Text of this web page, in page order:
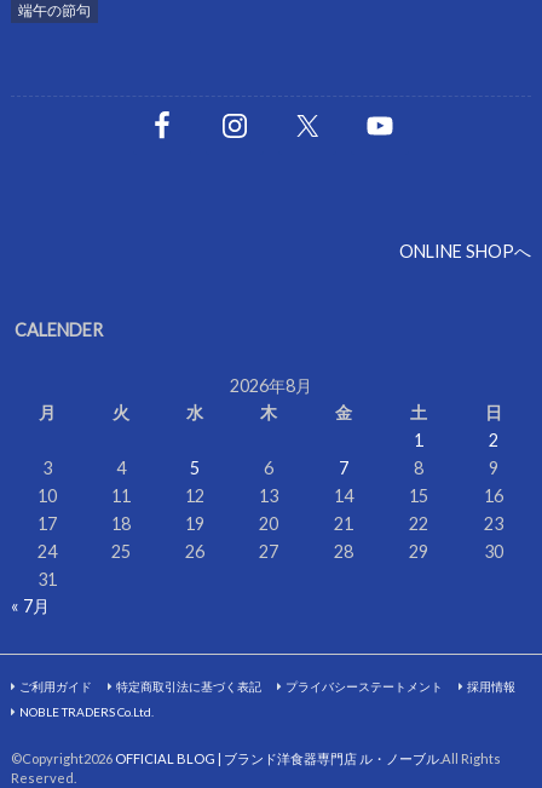
端午の節句
ONLINE SHOPへ
CALENDER
2026年8月
月
火 水 木 金 土
日
1
2
3
4 5 6 7 8
9
10
11 12 13 14 15
16
17
18 19 20 21 22
23
24
25 26 27 28 29
30
31
« 7月
ご利用ガイド 特定商取引法に基づく表記 プライバシーステートメント
採用情報
NOBLE TRADERS Co.Ltd.
©Copyright2026 OFFICIAL BLOG | ブランド洋食器専門店 ル・ノーブル.All Rights
Reserved.